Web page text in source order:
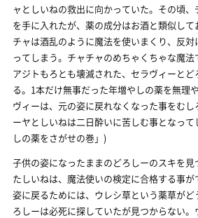
ャとしいねの救出に向かっていた。その頃
を手に入れたが、薬の成分はお酒と類似し
チャは酒乱のように魔法を使いまくり、反
ってしまう。チャチャのめちゃくちゃな魔
アジトもろとも壊滅された、セラヴィーと
る。1本だけ無事だった年増やしの薬を無理
ヴィーは、元の姿に戻れなくなった事をむし
ーヤとしいねは二日酔いに苦しむ事となっ
しの薬をさがせの巻」)
子供の姿になったままのどろしーのスキを
たしいねは、魔法使いの検定に合格する事
姿に戻るためには、ウレシ草という薬草が
ろしーは必死に探していたが見つからない